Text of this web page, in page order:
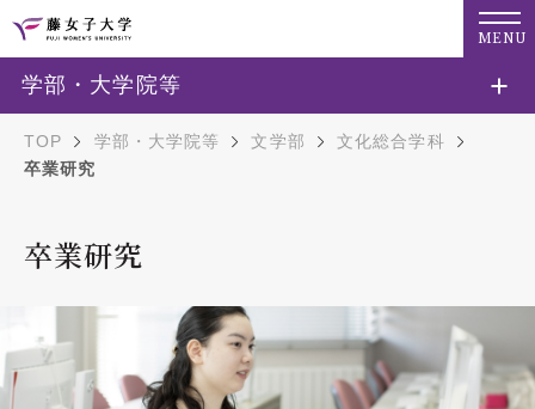
MENU
TOP 学部・大学院等 文学部
文化総合学科
卒業研究
卒業研究
学部・大学院等